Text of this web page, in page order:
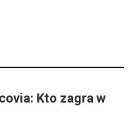
Kto zagra w